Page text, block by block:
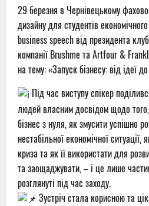
29 березня в Чернівецькому
дизайну для студентів
business speech від президента
компанії Brushme та Artfour &
на тему: «Запуск бізнесу: від ідеї
Під час виступу спікер
людей власним досвідом щодо
бізнес з нуля, як змусити успішно
нестабільної економічної ситуації,
криза та як її використати для
та заощаджувати, – і це лише
розглянуті під час заходу.
Зустріч стала корисною та